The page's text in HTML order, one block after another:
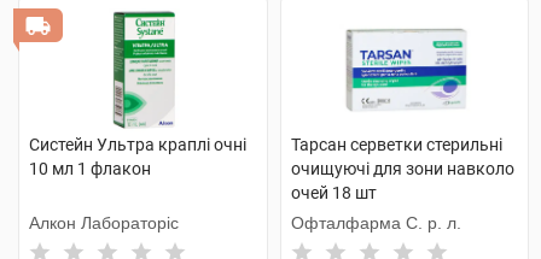
Систейн Ультра краплі очні
10 мл 1 флакон
Алкон Лабораторіс
Тарсан серветки стерильні
очищуючі для зони навколо
очей 18 шт
Офталфарма С. р. л.